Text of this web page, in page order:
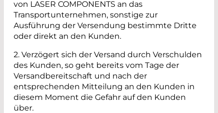
von LASER COMPONENTS an das
Transportunternehmen, sonstige zur
Ausführung der Versendung bestimmte Dritte
oder direkt an den Kunden.
2. Verzögert sich der Versand durch Verschulden
des Kunden, so geht bereits vom Tage der
Versandbereitschaft und nach der
entsprechenden Mitteilung an den Kunden in
diesem Moment die Gefahr auf den Kunden
über.